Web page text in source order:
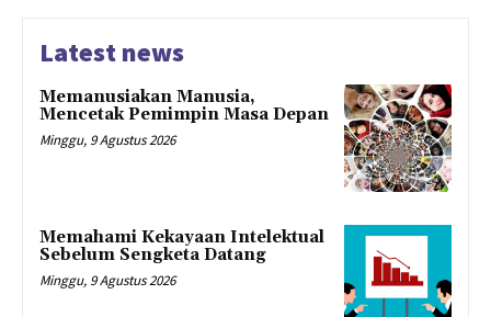
Latest news
Memanusiakan Manusia,
Mencetak Pemimpin Masa Depan
Minggu, 9 Agustus 2026
Memahami Kekayaan Intelektual
Sebelum Sengketa Datang
Minggu, 9 Agustus 2026